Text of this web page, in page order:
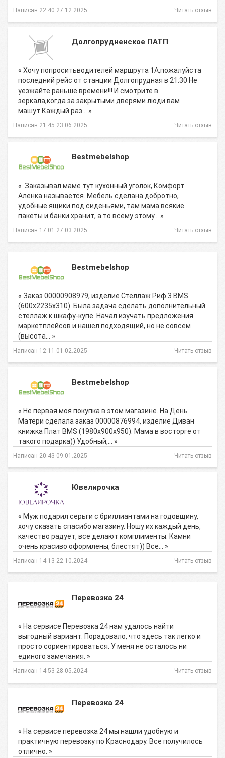
Написан 22:40 27.12.2025 Читать отзыв
Долгопрудненское ПАТП
« Хочу попроситьводителей маршрута 1А,пожалуйста
последний рейс от станции Долгопрудная в 21:30 Не
уезжайте раньше времени!!! И смотрите в
зеркала,когда за закрытыми дверями люди вам
машут.Каждый раз… »
Написан 21:45 23.06.2025 Читать отзыв
Bestmebelshop
« .Заказывал маме тут кухонный уголок, Комфорт
Аленка называется. Мебель сделана добротно,
удобные ящики под сиденьями, там мама всякие
пакеты и банки хранит, а то всему этому… »
Написан 17:01 27.03.2025 Читать отзыв
Bestmebelshop
« Заказ 00000908979, изделие Стеллаж Риф 3 BMS
(600х2235х310). Была задача сделать дополнительный
стеллаж к шкафу-купе. Начал изучать предложения
маркетплейсов и нашел подходящий, но не совсем
(высота… »
Написан 12:11 01.02.2025 Читать отзыв
Bestmebelshop
« Не первая моя покупка в этом магазине. На День
Матери сделала заказ 00000876994, изделие Диван
книжка Плат BMS (1980х900х950). Мама в восторге от
такого подарка)) Удобный,… »
Написан 20:43 09.01.2025 Читать отзыв
Ювелирочка
« Муж подарил серьги с бриллиантами на годовщину,
хочу сказать спасибо магазину. Ношу их каждый день,
качество радует, все делают комплименты. Камни
очень красиво оформлены, блестят)) Все… »
Написан 14:13 22.10.2024 Читать отзыв
Перевозка 24
« На сервисе Перевозка 24 нам удалось найти
выгодный вариант. Порадовало, что здесь так легко и
просто сориентироваться. У меня не осталось ни
единого замечания. »
Написан 14:53 28.05.2024 Читать отзыв
Перевозка 24
« На сервисе перевозка 24 мы нашли удобную и
практичную перевозку по Краснодару. Все получилось
отлично. »